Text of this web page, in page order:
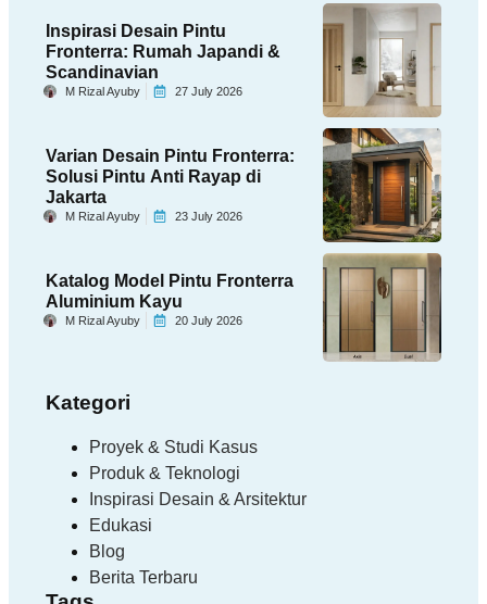
Inspirasi Desain Pintu
Fronterra: Rumah Japandi &
Scandinavian
M Rizal Ayuby 27 July 2026
Varian Desain Pintu Fronterra:
Solusi Pintu Anti Rayap di
Jakarta
M Rizal Ayuby 23 July 2026
Katalog Model Pintu Fronterra
Aluminium Kayu
M Rizal Ayuby 20 July 2026
Kategori
Proyek & Studi Kasus
Produk & Teknologi
Inspirasi Desain & Arsitektur
Edukasi
Blog
Berita Terbaru